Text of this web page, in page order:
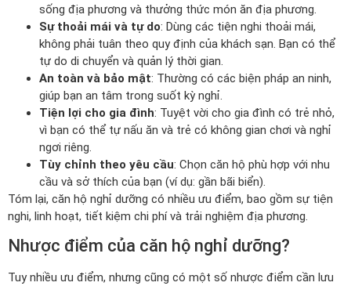
sống địa phương và thưởng thức món ăn địa phương.
Sự thoải mái và tự do: Dùng các tiện nghi thoải mái,
không phải tuân theo quy định của khách sạn. Bạn có thể
tự do di chuyển và quản lý thời gian.
An toàn và bảo mật: Thường có các biện pháp an ninh,
giúp bạn an tâm trong suốt kỳ nghỉ.
Tiện lợi cho gia đình: Tuyệt vời cho gia đình có trẻ nhỏ,
vì bạn có thể tự nấu ăn và trẻ có không gian chơi và nghỉ
ngơi riêng.
Tùy chỉnh theo yêu cầu: Chọn căn hộ phù hợp với nhu
cầu và sở thích của bạn (ví dụ: gần bãi biển).
Tóm lại, căn hộ nghỉ dưỡng có nhiều ưu điểm, bao gồm sự tiện
nghi, linh hoạt, tiết kiệm chi phí và trải nghiệm địa phương.
Nhược điểm của căn hộ nghỉ dưỡng?
Tuy nhiều ưu điểm, nhưng cũng có một số nhược điểm cần lưu